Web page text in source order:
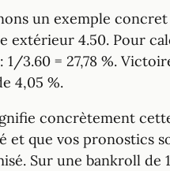
un exemple
extérieur 4.50. Pour
1/3.60 = 27,78 %.
4,05 %.
concrètement
et que vos pronostics
Sur une bankroll de